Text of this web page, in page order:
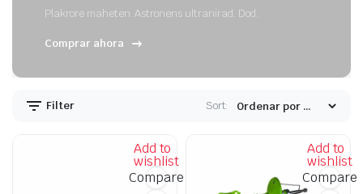
Plakrore maheten. Astronens ultranirad. Dod.
Comprar ahora
Filter Sort:
Add to
wishlist
Compare
Add to
wishlist
Compare